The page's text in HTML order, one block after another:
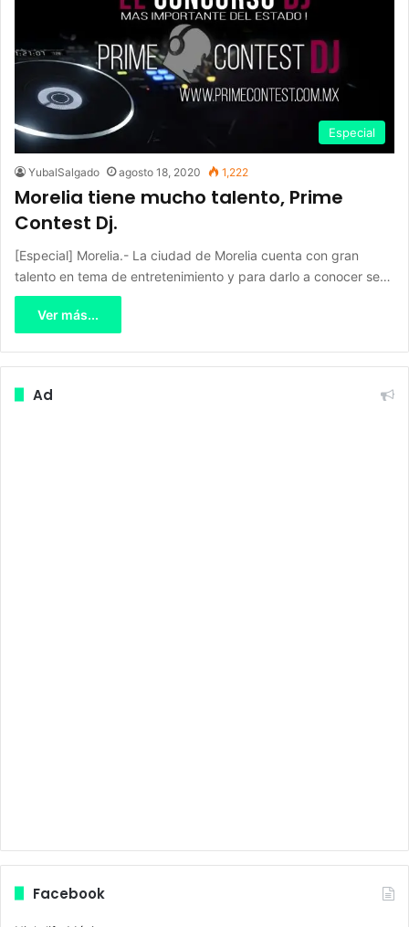
Especial
YubalSalgado agosto 18, 2020 1,222
Morelia tiene mucho talento, Prime
Contest Dj.
[Especial] Morelia.- La ciudad de Morelia cuenta con gran
talento en tema de entretenimiento y para darlo a conocer se…
Ver más...
Ad
Facebook